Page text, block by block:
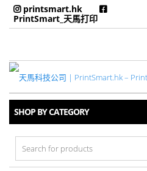
printsmart.hk
PrintSmart_天馬打印
SHOP BY CATEGORY
Search
for: